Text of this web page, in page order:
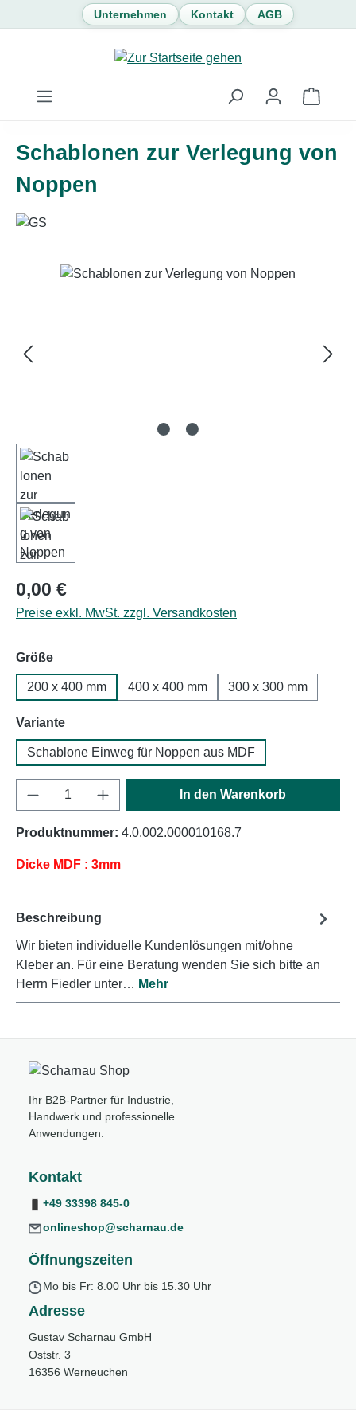
Zum Hauptinhalt springen
Unternehmen Kontakt AGB
Schablonen zur Verlegung von
Noppen
Bildergalerie überspringen
Regulärer Preis:
0,00 €
Preise exkl. MwSt. zzgl. Versandkosten
Größeauswählen
200 x 400 mm 400 x 400 mm 300 x 300 mm
Varianteauswählen
Schablone Einweg für Noppen aus MDF
Produkt Anzahl: Gib den gewünschten
In den Warenkorb
Produktnummer: 4.0.002.000010168.7
Dicke MDF : 3mm
Beschreibung
Wir bieten individuelle Kundenlösungen mit/ohne
Kleber an. Für eine Beratung wenden Sie sich bitte an
Herrn Fiedler unter… Mehr
Ihr B2B-Partner für Industrie,
Handwerk und professionelle
Anwendungen.
Kontakt
+49 33398 845-0
onlineshop@scharnau.de
Öffnungszeiten
Mo bis Fr: 8.00 Uhr bis 15.30 Uhr
Adresse
Gustav Scharnau GmbH
Oststr. 3
16356 Werneuchen